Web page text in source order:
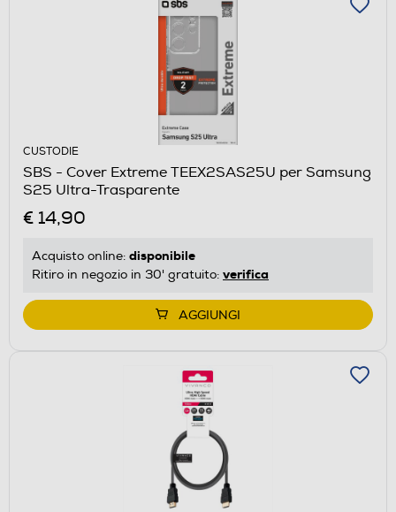
CUSTODIE
SBS - Cover Extreme TEEX2SAS25U per Samsung
S25 Ultra-Trasparente
€ 14,90
Acquisto online: disponibile
Ritiro in negozio in 30' gratuito: verifica
AGGIUNGI